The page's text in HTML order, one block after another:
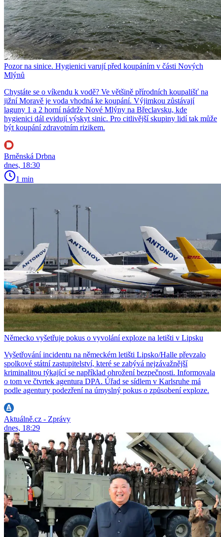
Pozor na sinice. Hygienici varují před koupáním v části Nových
Mlýnů
Chystáte se o víkendu k vodě? Ve většině přírodních koupališť na
jižní Moravě je voda vhodná ke koupání. Výjimkou zůstávají
laguny 1 a 2 horní nádrže Nové Mlýny na Břeclavsku, kde
hygienici dál evidují výskyt sinic. Pro citlivější skupiny lidí tak může
být koupání zdravotním rizikem.
Brněnská Drbna
dnes, 18:30
1 min
Německo vyšetřuje pokus o vyvolání exploze na letišti v Lipsku
Vyšetřování incidentu na německém letišti Lipsko/Halle převzalo
spolkové státní zastupitelství, které se zabývá nejzávažnější
kriminalitou týkající se například ohrožení bezpečnosti. Informovala
o tom ve čtvrtek agentura DPA. Úřad se sídlem v Karlsruhe má
podle agentury podezření na úmyslný pokus o způsobení exploze.
Aktuálně.cz - Zprávy
dnes, 18:29